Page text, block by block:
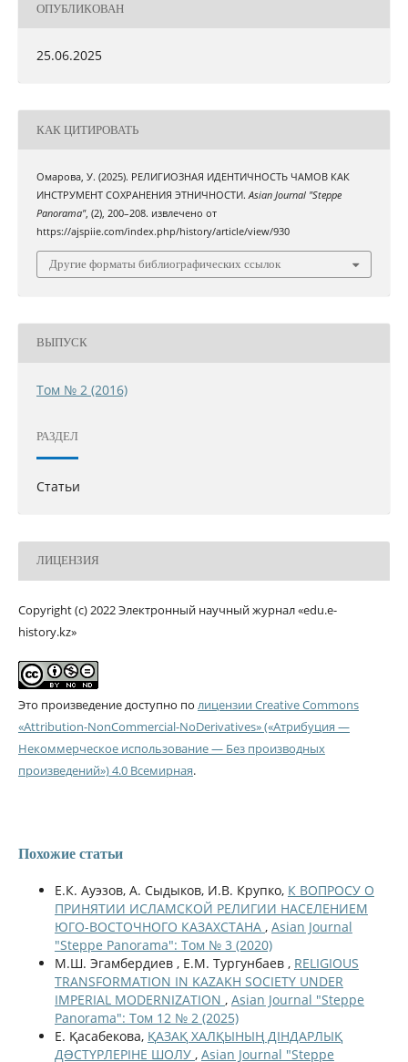
ОПУБЛИКОВАН
25.06.2025
КАК ЦИТИРОВАТЬ
Омарова, У. (2025). РЕЛИГИОЗНАЯ ИДЕНТИЧНОСТЬ ЧАМОВ КАК
ИНСТРУМЕНТ СОХРАНЕНИЯ ЭТНИЧНОСТИ.Asian Journal "Steppe
Panorama", (2), 200–208. извлечено от
https://ajspiie.com/index.php/history/article/view/930
Другие форматы библиографических ссылок
ВЫПУСК
Том № 2 (2016)
РАЗДЕЛ
Статьи
ЛИЦЕНЗИЯ
Copyright (c) 2022 Электронный научный журнал «edu.e-
history.kz»
Это произведение доступно по лицензии Creative Commons
«Attribution-NonCommercial-NoDerivatives» («Атрибуция —
Некоммерческое использование — Без производных
произведений») 4.0 Всемирная.
Похожие статьи
Е.К. Ауэзов, А. Сыдыков, И.В. Крупко, К ВОПРОСУ О
ПРИНЯТИИ ИСЛАМСКОЙ РЕЛИГИИ НАСЕЛЕНИЕМ
ЮГО-ВОСТОЧНОГО КАЗАХСТАНА , Asian Journal
"Steppe Panorama": Том № 3 (2020)
М.Ш. Эгамбердиев , Е.М. Тургунбаев , RELIGIOUS
TRANSFORMATION IN KAZAKH SOCIETY UNDER
IMPERIAL MODERNIZATION , Asian Journal "Steppe
Panorama": Том 12 № 2 (2025)
Е. Қасабекова, ҚАЗАҚ ХАЛҚЫНЫҢ ДІНДАРЛЫҚ
ДƏСТҮРЛЕРІНЕ ШОЛУ , Asian Journal "Steppe